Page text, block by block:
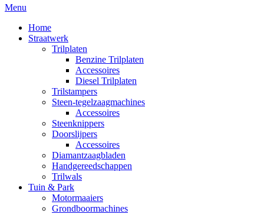
Menu
Home
Straatwerk
Trilplaten
Benzine Trilplaten
Accessoires
Diesel Trilplaten
Trilstampers
Steen-tegelzaagmachines
Accessoires
Steenknippers
Doorslijpers
Accessoires
Diamantzaagbladen
Handgereedschappen
Trilwals
Tuin & Park
Motormaaiers
Grondboormachines